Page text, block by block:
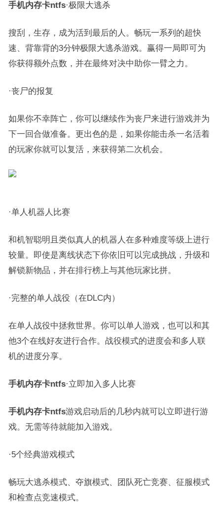
手机内存卡ntfs·极限大逃杀
搜刮，生存，成为活到最后的人。畅玩一系列的超快
速、背靠背的3分钟极限大逃杀游戏。赢得一局即可为
你获得额外点数，并在最终对决中助你一臂之力。
·丧尸的报复
如果你不幸阵亡，你可以继续作为丧尸来进行游戏并为
下一回合做准备。更出色的是，如果你能击杀一名活着
的玩家你就可以复活，来获得第二次机会。
·单人机器人比赛
和机智聪明且类似真人的机器人在多种难度等级上进行
较量。即使是离线状态下你依旧可以完成挑战，升级和
解锁新物品，并在排行榜上与其他玩家比拼。
·完整的单人战役（在DLC内）
在单人战役中拯救世界。你可以单人游戏，也可以和其
他3个在线好友进行合作。战役模式的进度会和多人联
机的进度分享。
手机内存卡ntfs·立即加入多人比赛
手机内存卡ntfs游戏启动后的几秒内就可以立即进行游
戏。无需等待就能加入游戏。
·5个经典游戏模式
畅玩大逃杀模式、夺旗模式、团队死亡竞赛、征服模式
和检查点竞速模式。